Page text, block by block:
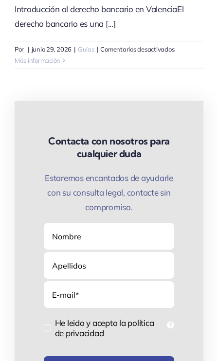
Introducción al derecho bancario en ValenciaEl
derecho bancario es una [...]
Por | junio 29, 2026 | Guías | Comentarios desactivadosen
completa
Más información
Contacta con nosotros para
cualquier duda
Estaremos encantados de ayudarle
con su consulta legal, contacte sin
compromiso.
Correo
electrónico
He leido y acepto la política
de privacidad